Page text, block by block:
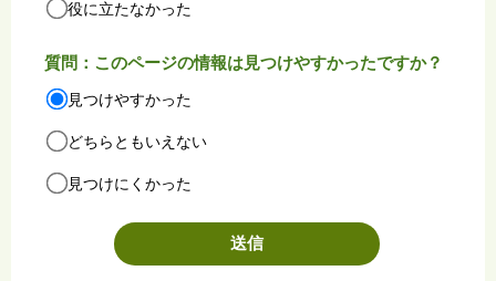
役に立たなかった
質問：このページの情報は見つけやすかったですか？
見つけやすかった
どちらともいえない
見つけにくかった